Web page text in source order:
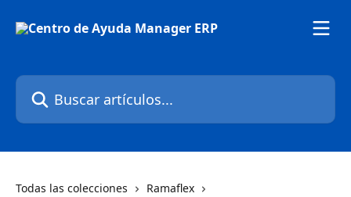
Buscar artículos...
Todas las colecciones
Ramaflex